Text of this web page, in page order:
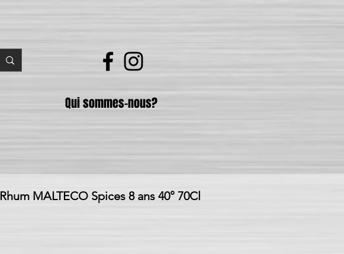
Qui sommes-nous?
Rhum MALTECO Spices 8 ans 40° 70Cl